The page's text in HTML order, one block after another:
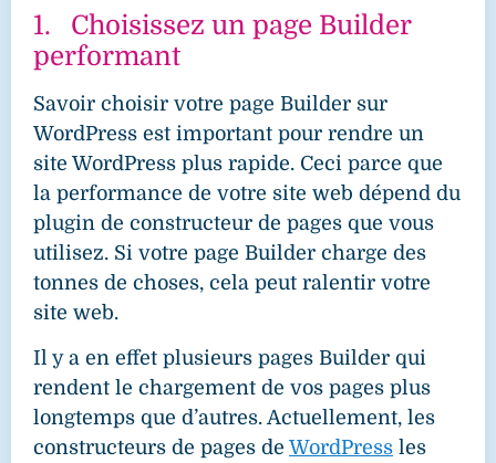
1. Choisissez un page Builder
performant
Savoir choisir votre page Builder sur
WordPress est important pour rendre un
site WordPress plus rapide. Ceci parce que
la performance de votre site web dépend du
plugin de constructeur de pages que vous
utilisez. Si votre page Builder charge des
tonnes de choses, cela peut ralentir votre
site web.
Il y a en effet plusieurs pages Builder qui
rendent le chargement de vos pages plus
longtemps que d’autres. Actuellement, les
constructeurs de pages de WordPress les